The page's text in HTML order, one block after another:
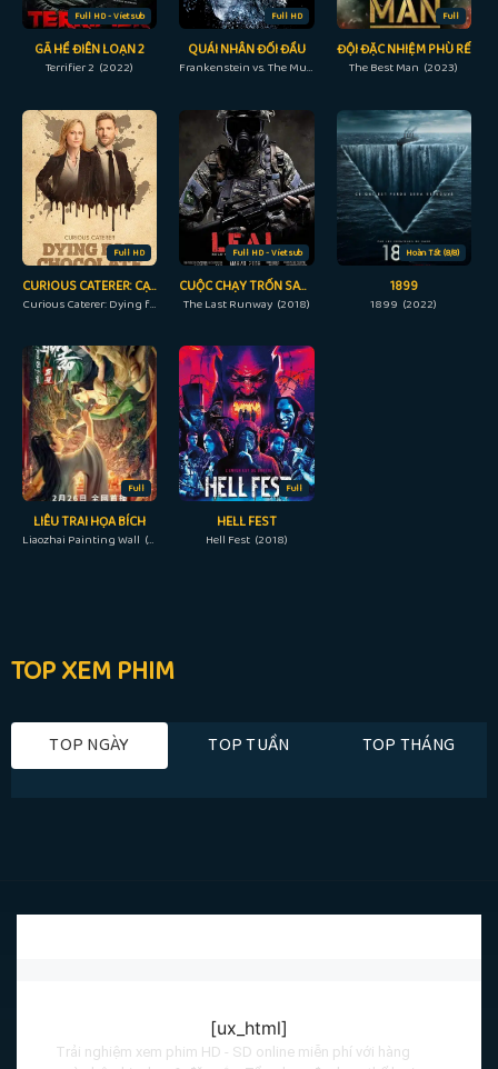
Full HD - Vietsub
GÃ HỀ ĐIÊN LOẠN 2
Terrifier 2 (2022)
Full HD
QUÁI NHÂN ĐỐI ĐẦU
Frankenstein vs. The Mummy (2015)
Full
ĐỘI ĐẶC NHIỆM PHÙ RỂ
The Best Man (2023)
Full HD
CURIOUS CATERER: CẠM BẪY SÔ CÔ LA
Curious Caterer: Dying for Chocolate (2022)
Full HD - Vietsub
CUỘC CHẠY TRỐN SAU CÙNG
The Last Runway (2018)
Hoàn Tất (8/8)
1899
1899 (2022)
Full
LIÊU TRAI HỌA BÍCH
Liaozhai Painting Wall (2023)
Full
HELL FEST
Hell Fest (2018)
TOP XEM PHIM
TOP NGÀY TOP TUẦN TOP THÁNG